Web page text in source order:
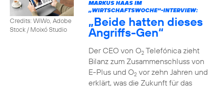
Credits: WiWo, Adobe
Stock / Moixó Studio
MARKUS HAAS IM
„WIRTSCHAFTSWOCHE“-INTERVIEW:
„Beide hatten dieses
Angriffs-Gen“
Der CEO von O2Telefónica zieht
Bilanz zum Zusammenschluss von
E-Plus und O2vor zehn Jahren und
erklärt, was die Zukunft für das